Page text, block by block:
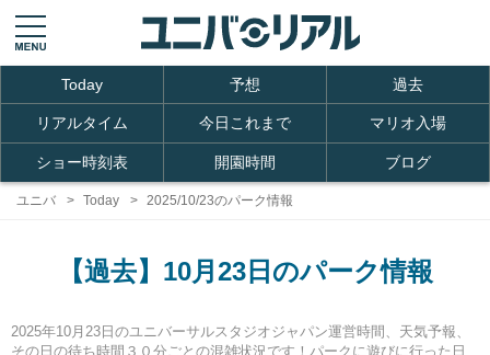
Today 予想 過去
リアルタイム 今日これまで マリオ入場
ショー時刻表 開園時間 ブログ
ユニバ Today 2025/10/23のパーク情報
【過去】10月23日のパーク情報
2025年10月23日のユニバーサルスタジオジャパン運営時間、天気予報、
その日の待ち時間３０分ごとの混雑状況です！パークに遊びに行った日